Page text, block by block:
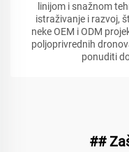
linijom i snažnom
istraživanje i razvoj,
neke OEM i ODM
poljoprivrednih
ponuditi
##